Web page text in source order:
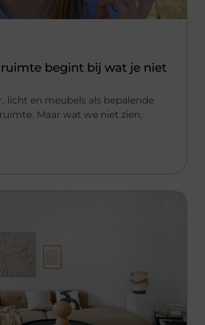
begint bij wat je niet
licht en meubels als bepalende
Maar wat we niet zien,